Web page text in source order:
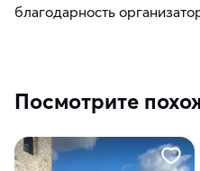
благодарность
Посмотрите